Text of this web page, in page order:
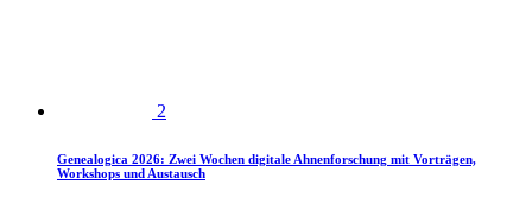
2
Genealogica 2026: Zwei Wochen digitale Ahnenforschung mit Vorträgen,
Workshops und Austausch